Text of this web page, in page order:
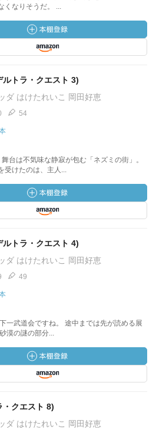
くなりそうだ。 ...
ルトラ・クエスト 3)
ダ はけたれいこ 岡田好恵
54
台は不気味な静寂が包む「ネズミの街」。
受けたのは、主人...
ルトラ・クエスト 4)
ダ はけたれいこ 岡田好恵
49
一武道会ですね。 途中までは先が読める展
漠の謎の部分...
・クエスト 8)
ダ はけたれいこ 岡田好恵